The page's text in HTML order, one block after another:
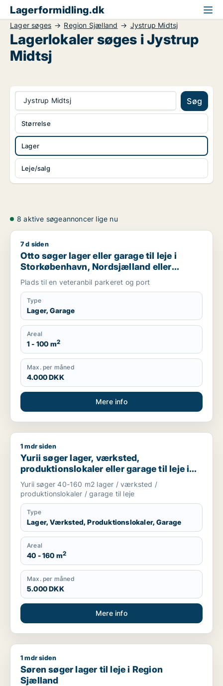
Lagerformidling.dk
Lager søges Region Sjælland Jystrup Midtsj
Lagerlokaler søges i Jystrup
Midtsj
Jystrup Midtsj Søg
Lager
Leje/salg
Størrelse
8 aktive søgeannoncer lige nu
Otto søger lager eller garage til leje i Storkøbenhavn,
7 d siden
Otto søger lager eller garage til leje i
Storkøbenhavn, Nordsjælland eller
Region Sjælland
Plads til en veteranbil parkeret og port
Type
Lager, Garage
Areal
1 - 100 m2
Max. per måned
4.000 DKK
Mere info
Yurii søger lager, værksted, produktionslokaler eller garage
1 mdr siden
Yurii søger lager, værksted,
produktionslokaler eller garage til leje i
Region Sjælland
Yurii søger 40-160 m2 lager / værksted /
produktionslokaler / garage til leje
Type
Lager, Værksted, Produktionslokaler, Garage
Areal
40 - 160 m2
Max. per måned
5.000 DKK
Mere info
Søren søger lager til leje i Region Sjælland
1 mdr siden
Søren søger lager til leje i Region
Sjælland